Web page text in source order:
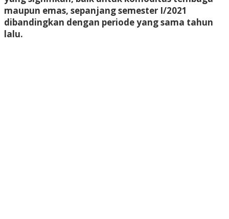
maupun emas, sepanjang semester I/2021
dibandingkan dengan periode yang sama tahun
lalu.